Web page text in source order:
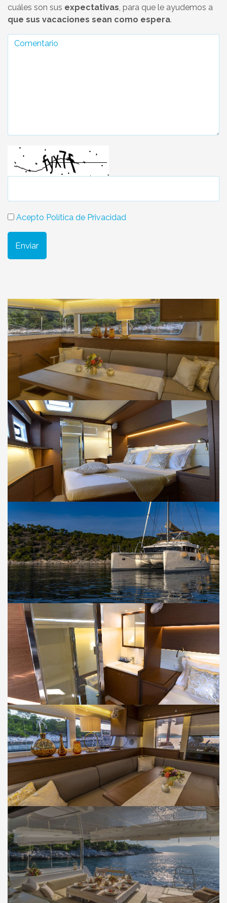
cuáles son sus expectativas, para que le ayudemos a
que sus vacaciones sean como espera.
Acepto Política de Privacidad